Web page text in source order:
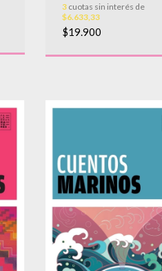
3cuotas sin interés de
$6.633,33
$19.900